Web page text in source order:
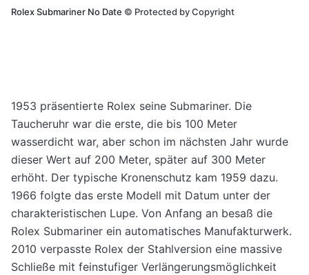
Rolex Submariner No Date © Protected by Copyright
1953 präsentierte Rolex seine Submariner. Die
Taucheruhr war die erste, die bis 100 Meter
wasserdicht war, aber schon im nächsten Jahr wurde
dieser Wert auf 200 Meter, später auf 300 Meter
erhöht. Der typische Kronenschutz kam 1959 dazu.
1966 folgte das erste Modell mit Datum unter der
charakteristischen Lupe. Von Anfang an besaß die
Rolex Submariner ein automatisches Manufakturwerk.
2010 verpasste Rolex der Stahlversion eine massive
Schließe mit feinstufiger Verlängerungsmöglichkeit